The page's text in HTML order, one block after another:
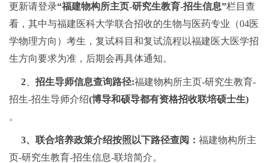
更新请登录“福建物构所主页-研究生教育-招生信息”栏目查
看， 其中与福建医科大学联合招收的生物与医药专业（04医
学物理方向）考生， 复试科目和复试流程以福建医大医学招
生方向要求为准，后期会再具体通知。
2 招生导师信息查询路径:福建物构所主页-研究生教育-
招生-招生导师介绍(博导和硕导都有资格招收联培硕士生)
。
3、联合培养政策介绍按照以下路径查阅： 福建物构所主
页-研究生教育-招生信息-联培简介。